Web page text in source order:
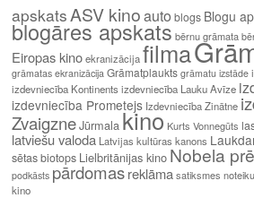
apskats ASV kinoauto blogs Blogu
blogāres apskats bērnu grāmata
Eiropas kino ekranizācija filma
grāmatas ekranizācija Grāmatplaukts grāmatu izstāde
izdevniecība Kontinents izdevniecība Lauku Avīze
izdevniecība Prometejs Izdevniecība Zinātne
ZvaigzneJūrmala kino Kurts Vonnegūts
latviešu valoda Latvijas kultūras kanons
sētas biotops Lielbritānijas kino Nobela
podkāsts pārdomasreklāma satiksmes
kino